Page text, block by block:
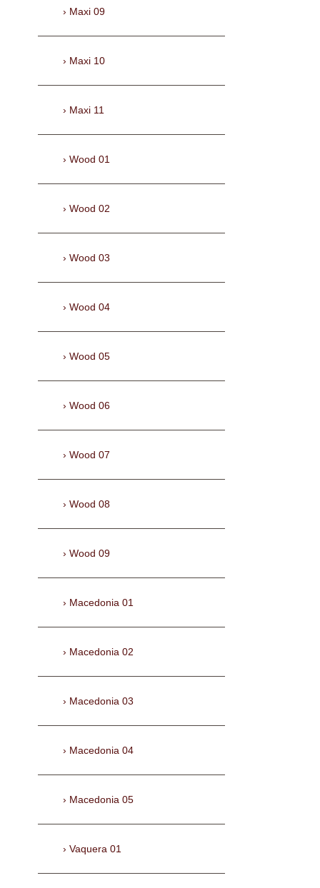
Maxi 09
Maxi 10
Maxi 11
Wood 01
Wood 02
Wood 03
Wood 04
Wood 05
Wood 06
Wood 07
Wood 08
Wood 09
Macedonia 01
Macedonia 02
Macedonia 03
Macedonia 04
Macedonia 05
Vaquera 01